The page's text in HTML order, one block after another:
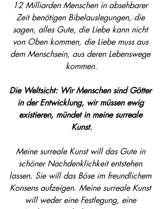
12 Milliarden Menschen in absehbarer
Zeit benötigen Bibelauslegungen, die
sagen, alles Gute, die Liebe kann nicht
von Oben kommen, die Liebe muss aus
dem Menschsein, aus deren Lebenswege
kommen.
Die Weltsicht: Wir Menschen sind Götter
in der Entwicklung, wir müssen ewig
existieren, mündet in meine surreale
Kunst.
Meine surreale Kunst will das Gute in
schöner Nachdenklichkeit entstehen
lassen. Sie will das Böse im freundlichem
Konsens aufzeigen. Meine surreale Kunst
will weder eine Festlegung, eine